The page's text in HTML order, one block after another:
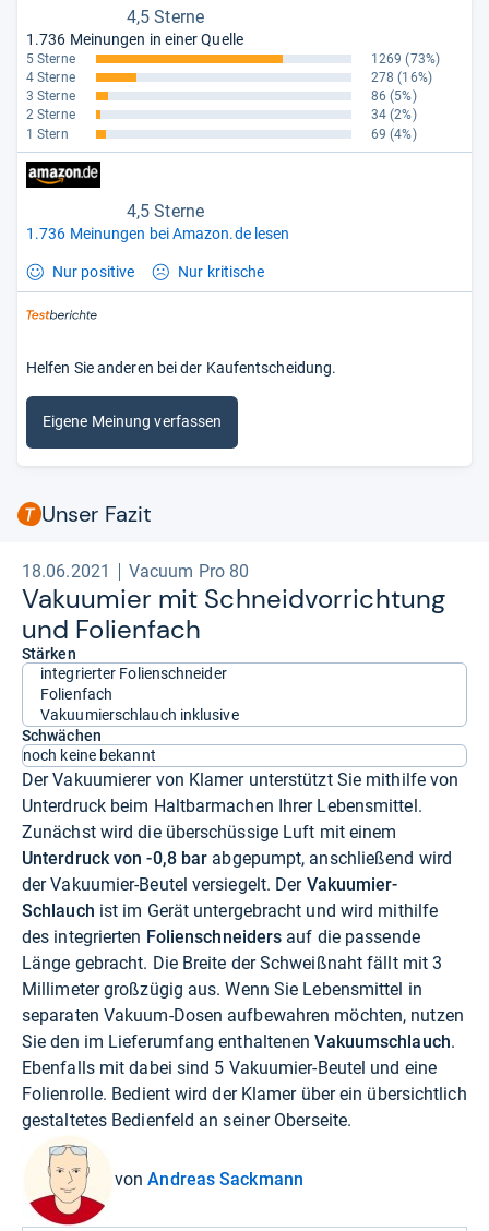
4,5 Sterne
1.736 Meinungen in einer Quelle
5 Sterne 1269 (73%)
4 Sterne
278 (16%)
3 Sterne
86 (5%)
2 Sterne
34 (2%)
1 Stern
69 (4%)
4,5 Sterne
1.736 Meinungen bei Amazon.de lesen
Nur positive Nur kritische
Helfen Sie anderen bei der Kaufentscheidung.
Eigene Meinung verfassen
Unser Fazit
18.06.2021 Vacuum Pro 80
Vaku­u­mier mit Schneid­vor­rich­tung
und Foli­en­fach
Stärken
integrierter Folienschneider
Folienfach
Vakuumierschlauch inklusive
Schwächen
noch keine bekannt
Der Vakuumierer von Klamer unterstützt Sie mithilfe von
Unterdruck beim Haltbarmachen Ihrer Lebensmittel.
Zunächst wird die überschüssige Luft mit einem
Unterdruck von -0,8 bar abgepumpt, anschließend wird
der Vakuumier-Beutel versiegelt. Der Vakuumier-
Schlauch ist im Gerät untergebracht und wird mithilfe
des integrierten Folienschneiders auf die passende
Länge gebracht. Die Breite der Schweißnaht fällt mit 3
Millimeter großzügig aus. Wenn Sie Lebensmittel in
separaten Vakuum-Dosen aufbewahren möchten, nutzen
Sie den im Lieferumfang enthaltenenVakuumschlauch.
Ebenfalls mit dabei sind 5 Vakuumier-Beutel und eine
Folienrolle. Bedient wird der Klamer über ein übersichtlich
gestaltetes Bedienfeld an seiner Oberseite.
vonAndreas Sackmann